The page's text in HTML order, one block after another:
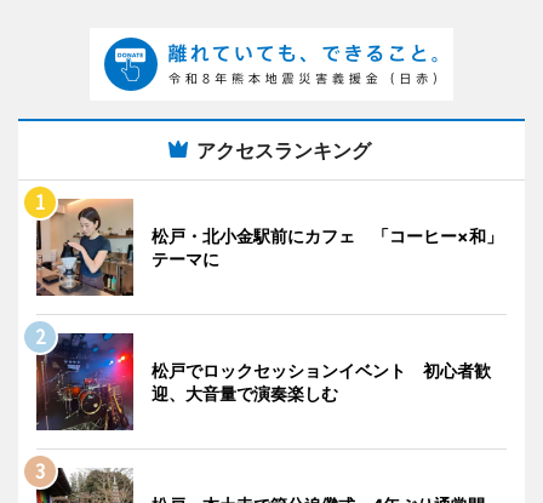
アクセスランキング
松戸・北小金駅前にカフェ 「コーヒー×和」
テーマに
松戸でロックセッションイベント 初心者歓
迎、大音量で演奏楽しむ